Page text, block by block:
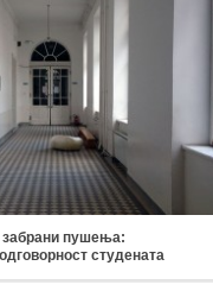
пушења:
студената